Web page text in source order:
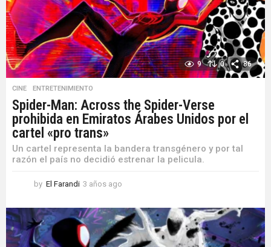
o
9 0 86
CINE ,ENTRETENIMIENTO
Spider-Man: Across the Spider-Verse
prohibida en Emiratos Árabes Unidos por el
cartel «pro trans»
Un cartel representa la bandera transgénero y por tal
razón el país no decidió estrenar la pelicula.
by El Farandi 3 años ago
ñ
o
s
a